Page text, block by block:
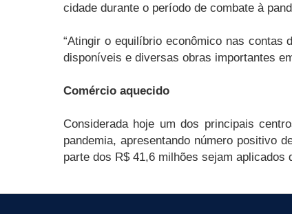
cidade durante o período de combate à
“Atingir o equilíbrio econômico nas contas
disponíveis e diversas obras importantes
Comércio aquecido
Considerada hoje um dos principais
pandemia, apresentando número positivo
parte dos R$ 41,6 milhões sejam